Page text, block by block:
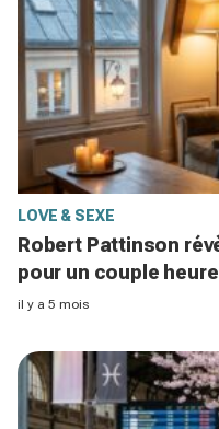
LOVE & SEXE
Robert Pattinson
pour un couple
qui le détruit)
il y a 5 mois